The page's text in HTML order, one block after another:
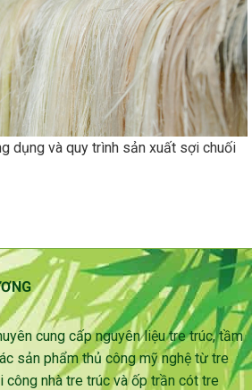
dụng và quy trình sản xuất sợi chuối
cung cấp nguyên liệu tre trúc, tầm
sản phẩm thủ công mỹ nghệ từ tre
công nhà tre trúc và ốp trần cót tre